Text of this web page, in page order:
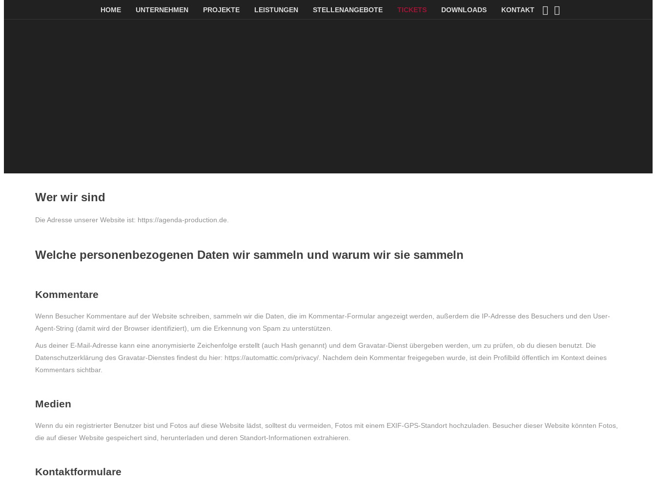
HOME UNTERNEHMEN PROJEKTE LEISTUNGEN STELLENANGEBOTE TICKETS DOWNLOADS KONTAKT
Wer wir sind
Die Adresse unserer Website ist: https://agenda-production.de.
Welche personenbezogenen Daten wir sammeln und warum wir sie sammeln
Kommentare
Wenn Besucher Kommentare auf der Website schreiben, sammeln wir die Daten, die im Kommentar-Formular angezeigt werden, außerdem die IP-Adresse des Besuchers und den User-
Agent-String (damit wird der Browser identifiziert), um die Erkennung von Spam zu unterstützen.
Aus deiner E-Mail-Adresse kann eine anonymisierte Zeichenfolge erstellt (auch Hash genannt) und dem Gravatar-Dienst übergeben werden, um zu prüfen, ob du diesen benutzt. Die
Datenschutzerklärung des Gravatar-Dienstes findest du hier: https://automattic.com/privacy/. Nachdem dein Kommentar freigegeben wurde, ist dein Profilbild öffentlich im Kontext deines
Kommentars sichtbar.
Medien
Wenn du ein registrierter Benutzer bist und Fotos auf diese Website lädst, solltest du vermeiden, Fotos mit einem EXIF-GPS-Standort hochzuladen. Besucher dieser Website könnten Fotos,
die auf dieser Website gespeichert sind, herunterladen und deren Standort-Informationen extrahieren.
Kontaktformulare